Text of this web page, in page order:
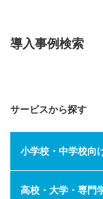
導入事例検索
サービスから探す
小学校・中学校向
高校・大学・専門